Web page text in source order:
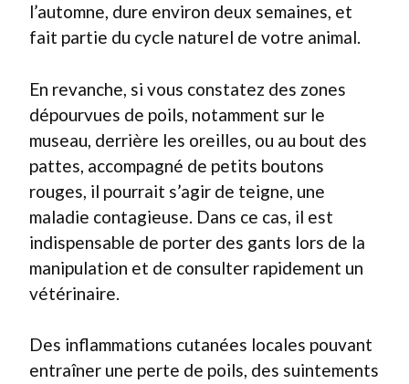
l’automne, dure environ deux semaines, et
fait partie du cycle naturel de votre animal.
En revanche, si vous constatez des zones
dépourvues de poils, notamment sur le
museau, derrière les oreilles, ou au bout des
pattes, accompagné de petits boutons
rouges, il pourrait s’agir de teigne, une
maladie contagieuse. Dans ce cas, il est
indispensable de porter des gants lors de la
manipulation et de consulter rapidement un
vétérinaire.
Des inflammations cutanées locales pouvant
entraîner une perte de poils, des suintements